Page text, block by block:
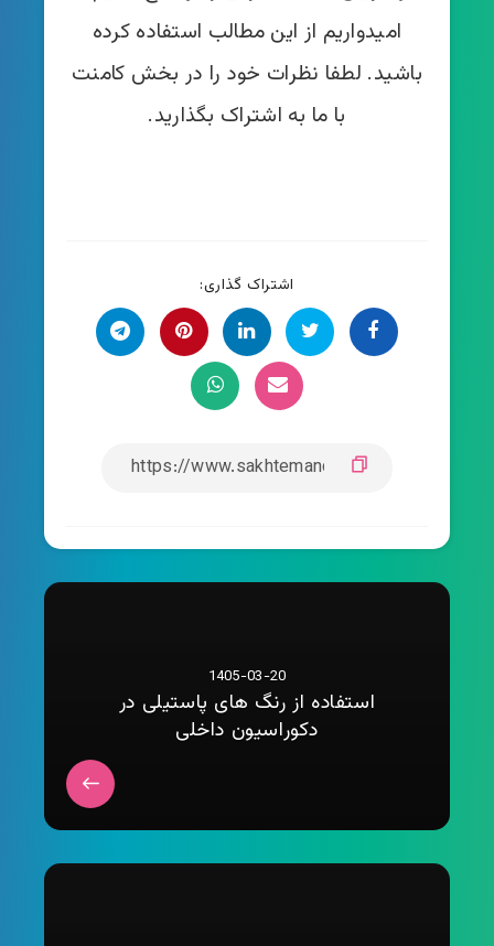
امیدواریم از این مطالب استفاده کرده
باشید. لطفا نظرات خود را در بخش کامنت
با ما به اشتراک بگذارید.
اشتراک گذاری:
1405-03-20
استفاده از رنگ های پاستیلی در
دکوراسیون داخلی